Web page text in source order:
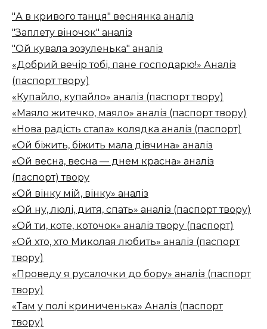
"А в кривого танця" веснянка аналіз
"Заплету віночок" аналіз
"Ой кувала зозуленька" аналіз
«Добрий вечір тобі, пане господарю!» Аналіз
(паспорт твору)
«Купайло, купайло» аналіз (паспорт твору)
«Маяло житечко, маяло» аналіз (паспорт твору)
«Нова радість стала» колядка аналіз (паспорт)
«Ой біжить, біжить мала дівчина» аналіз
«Ой весна, весна — днем красна» аналіз
(паспорт) твору
«Ой вінку мій, вінку» аналіз
«Ой ну, люлі, дитя, спать» аналіз (паспорт твору)
«Ой ти, коте, коточок» аналіз твору (паспорт)
«Ой хто, хто Миколая любить» аналіз (паспорт
твору)
«Проведу я русалочки до бору» аналіз (паспорт
твору)
«Там у полі криниченька» Аналіз (паспорт
твору)